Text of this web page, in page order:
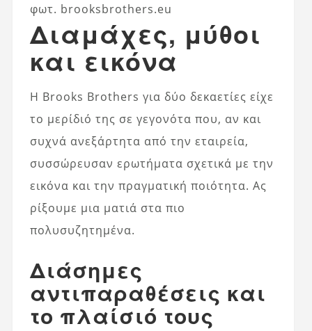
φωτ. brooksbrothers.eu
Διαμάχες, μύθοι
και εικόνα
Η Brooks Brothers για δύο δεκαετίες είχε
το μερίδιό της σε γεγονότα που, αν και
συχνά ανεξάρτητα από την εταιρεία,
συσσώρευσαν ερωτήματα σχετικά με την
εικόνα και την πραγματική ποιότητα. Ας
ρίξουμε μια ματιά στα πιο
πολυσυζητημένα.
Διάσημες
αντιπαραθέσεις και
το πλαίσιό τους